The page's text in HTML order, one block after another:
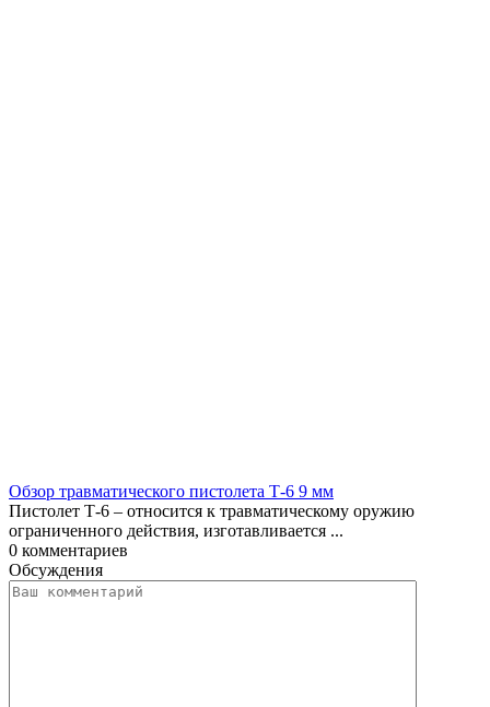
Обзор травматического пистолета Т-6 9 мм
Пистолет Т-6 – относится к травматическому оружию
ограниченного действия, изготавливается ...
0 комментариев
Обсуждения